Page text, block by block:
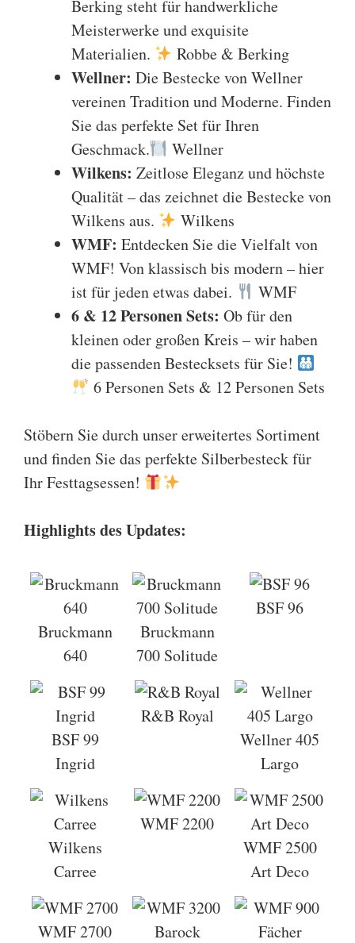
Berking steht für handwerkliche
Meisterwerke und exquisite
Materialien.
Robbe & Berking
Wellner: Die Bestecke von Wellner
vereinen Tradition und Moderne. Finden
Sie das perfekte Set für Ihren
Geschmack.
Wellner
Wilkens: Zeitlose Eleganz und höchste
Qualität – das zeichnet die Bestecke von
Wilkens aus.
Wilkens
WMF: Entdecken Sie die Vielfalt von
WMF! Von klassisch bis modern – hier
ist für jeden etwas dabei.
WMF
6 & 12 Personen Sets: Ob für den
kleinen oder großen Kreis – wir haben
die passenden Bestecksets für Sie!
6 Personen Sets & 12 Personen Sets
Stöbern Sie durch unser erweitertes Sortiment
und finden Sie das perfekte Silberbesteck für
Ihr Festtagsessen!
Highlights des Updates:
Bruckmann
640
Bruckmann
700 Solitude
BSF 96
BSF 99
Ingrid
R&B Royal
Wellner 405
Largo
Wilkens
Carree
WMF 2200
WMF 2500
Art Deco
WMF 2700